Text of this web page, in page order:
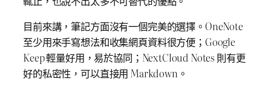
目前來講，筆記方面沒有一個完美的選擇。OneNote
至少用來手寫想法和收集網頁資料很方便；Google
Keep 輕量好用，易於協同；NextCloud Notes 則有更
好的私密性，可以直接用 Markdown。